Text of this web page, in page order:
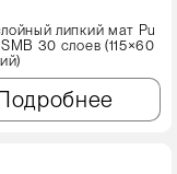
липкий мат Pu
30 слоев (115×60